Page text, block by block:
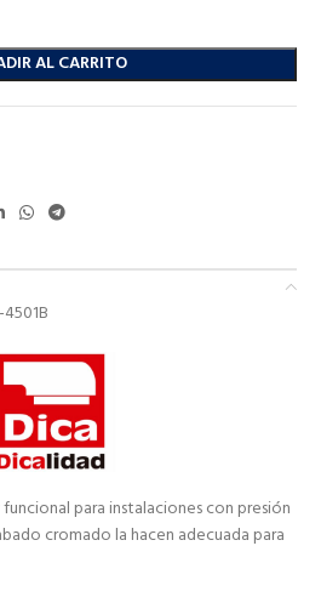
AL CARRITO
para instalaciones con presión
cromado la hacen adecuada para